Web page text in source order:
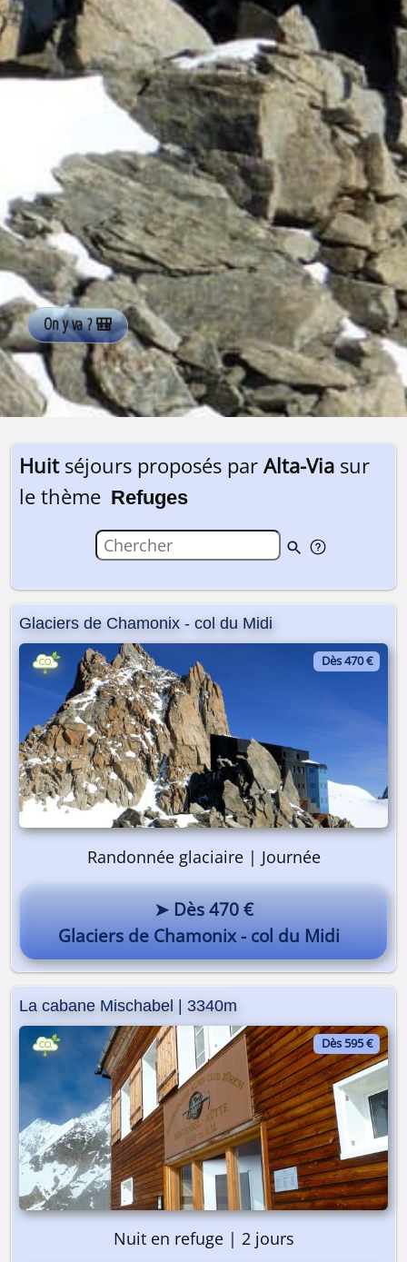
Huitséjours proposés par Alta-Via sur
le thème Refuges
Glaciers de Chamonix - col du Midi
Dès 470 €
Randonnée glaciaire | Journée
➤ Dès 470 €
Glaciers de Chamonix - col du Midi
La cabane Mischabel | 3340m
Dès 595 €
Nuit en refuge | 2 jours